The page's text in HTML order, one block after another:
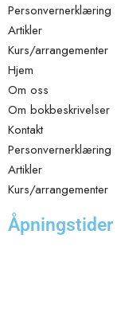
Personvernerklæring
Artikler
Kurs/arrangementer
Hjem
Om oss
Om bokbeskrivelser
Kontakt
Personvernerklæring
Artikler
Kurs/arrangementer
Åpningstider